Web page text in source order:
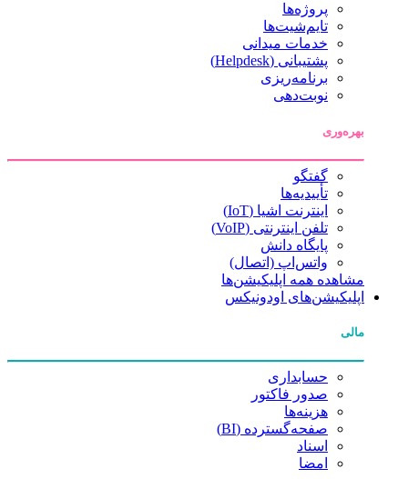
پروژه‌ها
تایم‌شیت‌ها
خدمات میدانی
پشتیبانی (Helpdesk)
برنامه‌ریزی
نوبت‌دهی
بهره‌وری
گفتگو
تأییدیه‌ها
اینترنت اشیا (IoT)
تلفن اینترنتی (VoIP)
پایگاه دانش
واتس‌اپ (اتصال)
مشاهده همه اپلیکیشن‌ها
اپلیکیشن‌های اودونیکس
مالی
حسابداری
صدور فاکتور
هزینه‌ها
صفحه‌گسترده (BI)
اسناد
امضا